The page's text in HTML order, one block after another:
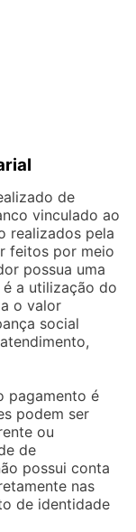
de
vinculado ao
realizados pela
feitos por meio
possua uma
a utilização do
o valor
social
pagamento é
podem ser
ou
de
possui conta
nas
de identidade